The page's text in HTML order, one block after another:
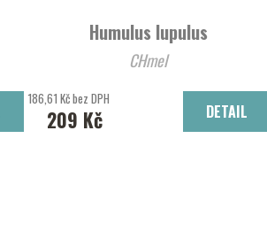
Humulus lupulus
CHmel
186,61 Kč bez DPH
209 Kč DETAIL